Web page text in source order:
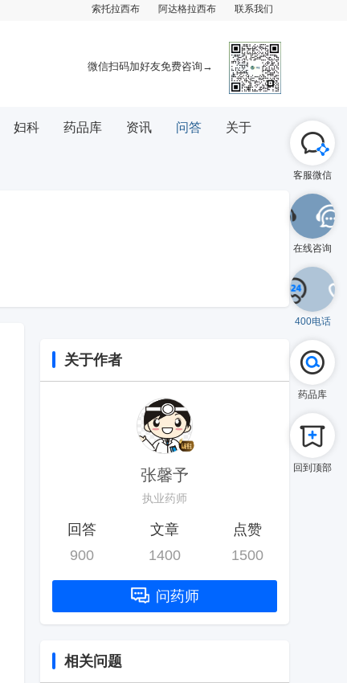
索托拉西布 阿达格拉西布 联系我们
微信扫码加好友免费咨询→
妇科 药品库 资讯 问答 关于
关于作者
张馨予
执业药师
回答
900
文章
1400
点赞
1500
问药师
相关问题
客服微信
在线咨询
400电话
药品库
回到顶部